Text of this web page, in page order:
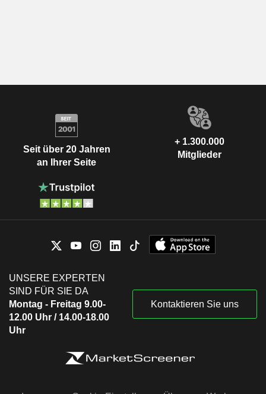
Seit über 20 Jahren
an Ihrer Seite
+ 1.300.000
Mitglieder
UNSERE EXPERTEN
SIND FÜR SIE DA
Montag - Freitag 9.00-
12.00 Uhr / 14.00-18.00
Uhr
Kontaktieren Sie uns